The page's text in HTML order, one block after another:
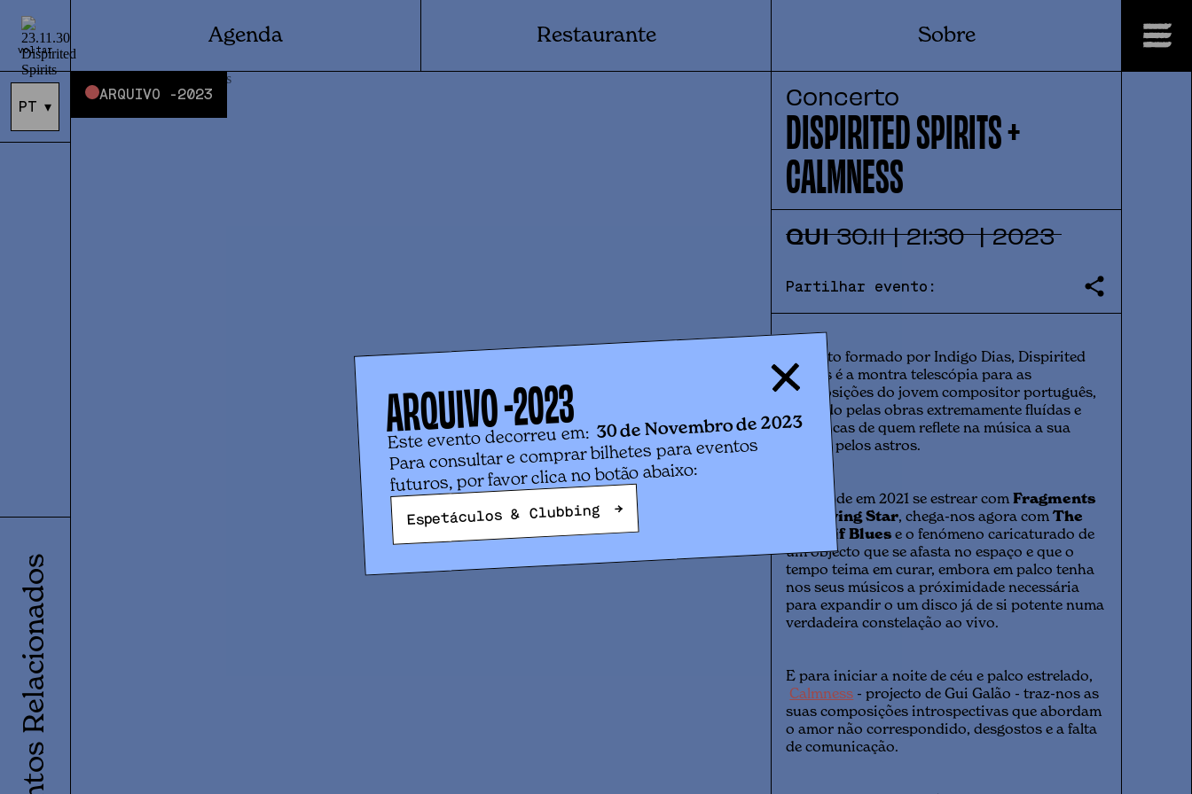
voltar
Agenda Restaurante Sobre
PT ▾
ARQUIVO -2023
Eventos Relacionados
Concerto
DISPIRITED SPIRITS +
CALMNESS
QUI 30.11 | 21:30 | 2023
Partilhar evento:
Projecto formado por Indigo Dias, Dispirited
Spirits é a montra telescópia para as
composições do jovem compositor português,
pautado pelas obras extremamente fluídas e
dinâmicas de quem reflete na música a sua
paixão pelos astros.
Depois de em 2021 se estrear comFragments
of a Dying Star, chega-nos agora comThe
Redshif Blues e o fenómeno caricaturado de
um objecto que se afasta no espaço e que o
tempo teima em curar, embora em palco tenha
nos seus músicos a próximidade necessária
para expandir o um disco já de si potente numa
verdadeira constelação ao vivo.
E para iniciar a noite de céu e palco estrelado,
Calmness - projecto de Gui Galão - traz-nos as
suas composições introspectivas que abordam
o amor não correspondido, desgostos e a falta
de comunicação.
ARQUIVO -2023
Este evento decorreu em: 30 de Novembro de 2023
Para consultar e comprar bilhetes para eventos
futuros, por favor clica no botão abaixo:
Espetáculos & Clubbing →